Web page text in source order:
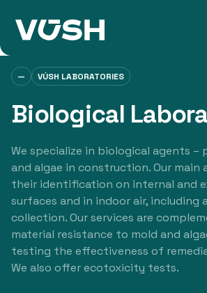
— VÚSH LABORATORIES
Biological
We specialize in biological agents –
and algae in construction. Our main
their identification on internal and
surfaces and in indoor air, including
collection. Our services are
material resistance to mold and
testing the effectiveness of
We also offer ecotoxicity tests.